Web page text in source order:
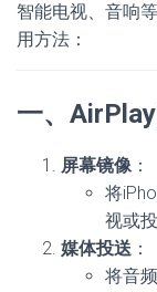
智能电视、音响
用方法：
一、
屏幕镜像：
将
视或
媒体投送 ：
将音